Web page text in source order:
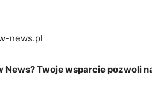
news.pl
News? Twoje wsparcie pozwoli